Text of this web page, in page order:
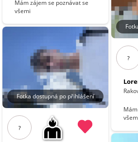
Mám zájem se poznávat se
všemi
Fotka dostupná po přihlášení
?
?